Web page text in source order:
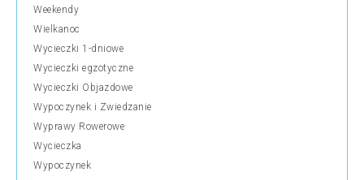
Weekendy
Wielkanoc
Wycieczki 1-dniowe
Wycieczki egzotyczne
Wycieczki Objazdowe
Wypoczynek i Zwiedzanie
Wyprawy Rowerowe
Wycieczka
Wypoczynek